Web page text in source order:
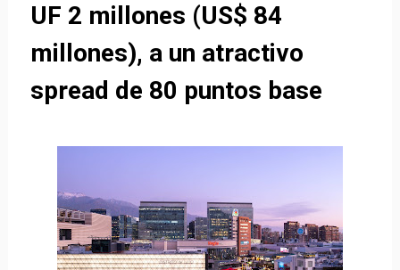
UF 2 millones (US$ 84
millones), a un atractivo
spread de 80 puntos base